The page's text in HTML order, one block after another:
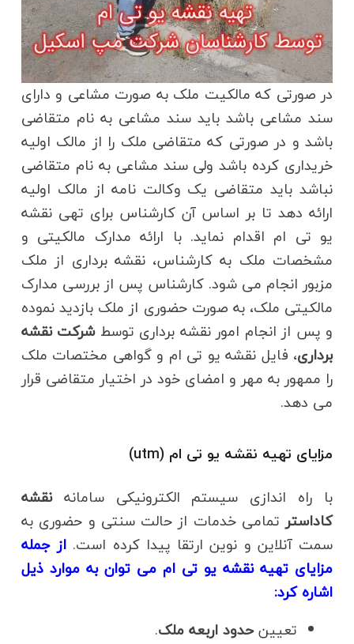
در صورتی که مالکیت ملک به صورت مشاعی و دارای
سند مشاعی باشد باید سند مشاعی به نام متقاضی
باشد و در صورتی که متقاضی ملک را از مالک اولیه
خریداری کرده باشد ولی سند مشاعی به نام متقاضی
نباشد باید متقاضی یک وکالت نامه از مالک اولیه
ارائه دهد تا بر اساس آن کارشناس برای تهی نقشه
یو تی ام اقدام نماید. با ارائه مدارک مالکیتی و
مشخصات ملک به کارشناس، نقشه برداری از ملک
مزبور انجام می شود. کارشناس پس از بررسی مدارک
مالکیتی ملک، به صورت حضوری از ملک بازدید نموده
و پس از انجام امور نقشه برداری توسطشرکت نقشه
برداری، فایل نقشه یو تی ام و گواهی مختصات ملک
را ممهور به مهر و امضای خود در اختیار متقاضی قرار
می دهد.
مزایای تهیه نقشه یو تی ام (utm)
با راه اندازی سیستم الکترونیکی سامانهنقشه
کاداسترتمامی خدمات از حالت سنتی و حضوری به
سمت آنلاین و نوین ارتقا پیدا کرده است. از جمله
مزایای تهیه نقشه یو تی ام می توان به موارد ذیل
اشاره کرد:
تعیینحدود اربعه ملک.